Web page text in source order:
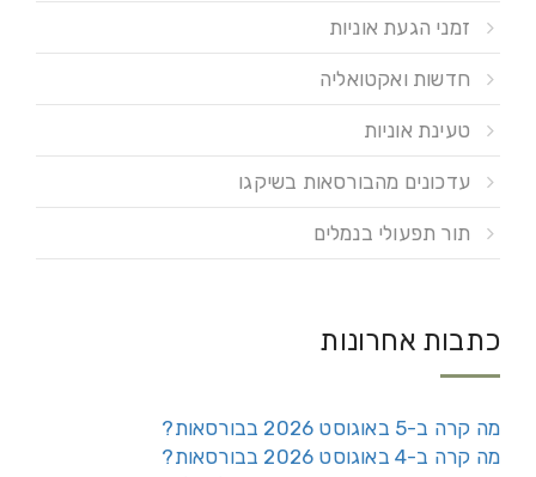
זמני הגעת אוניות
חדשות ואקטואליה
טעינת אוניות
עדכונים מהבורסאות בשיקגו
תור תפעולי בנמלים
כתבות אחרונות
מה קרה ב-5 באוגוסט 2026 בבורסאות?
מה קרה ב-4 באוגוסט 2026 בבורסאות?